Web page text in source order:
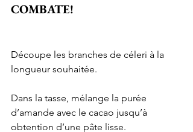
COMBATE!
Découpe les branches de céleri à la
longueur souhaitée.
Dans la tasse, mélange la purée
d’amande avec le cacao jusqu’à
obtention d’une pâte lisse.